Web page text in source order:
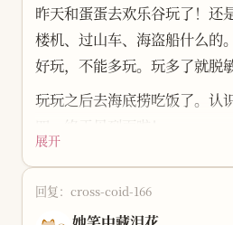
来该怎么走慢慢有了更清晰的
愿意停下来看看的人，因为你
做真正的自己，也在做我真正
有些时候我也会迷茫：不知道
时候真的撑不住了。也许这确
得再远一点，再久一点。
我的朋友不多，也有些奇妙。
网上认识的。我们三个人几乎
大概只是“都是人”。可我们
帮互助。可就是这样风马牛不
候了快十个年头。
我好像又和谁都能聊得来。我
昨天和蛋蛋去欢乐谷玩了！还
楼机、过山车、海盗船什么的
好玩，不能多玩。玩多了就脱
玩玩之后去海底捞吃饭了。认
四。终于见到面啦！
展开
回复：cross-coid-166